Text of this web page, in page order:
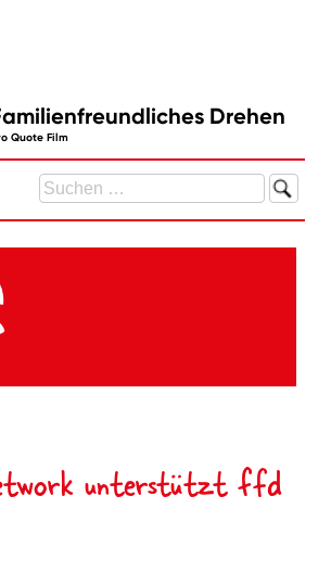
Drehen
Quote Film
Suchen
unterstützt ffd